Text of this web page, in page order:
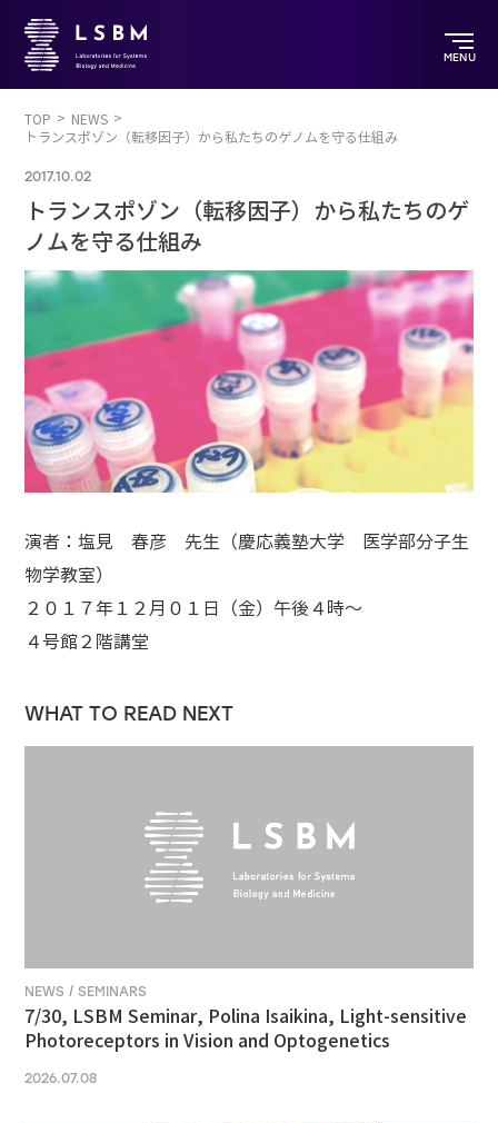
MENU
TOP
NEWS
トランスポゾン（転移因子）から私たちのゲノムを守る仕組み
2017.10.02
トランスポゾン（転移因子）から私たちのゲ
ノムを守る仕組み
演者：塩見 春彦 先生（慶応義塾大学 医学部分子生
物学教室）
２０１７年１２月０１日（金）午後４時～
４号館２階講堂
WHAT TO READ NEXT
NEWS / SEMINARS
7/30, LSBM Seminar, Polina Isaikina, Light-sensitive
Photoreceptors in Vision and Optogenetics
2026.07.08